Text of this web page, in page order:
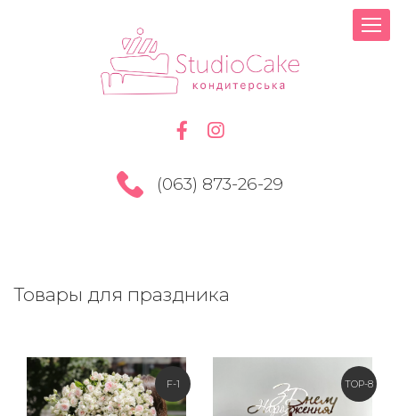
(063) 873-26-29
Товары для праздника
F-1 TOP-8